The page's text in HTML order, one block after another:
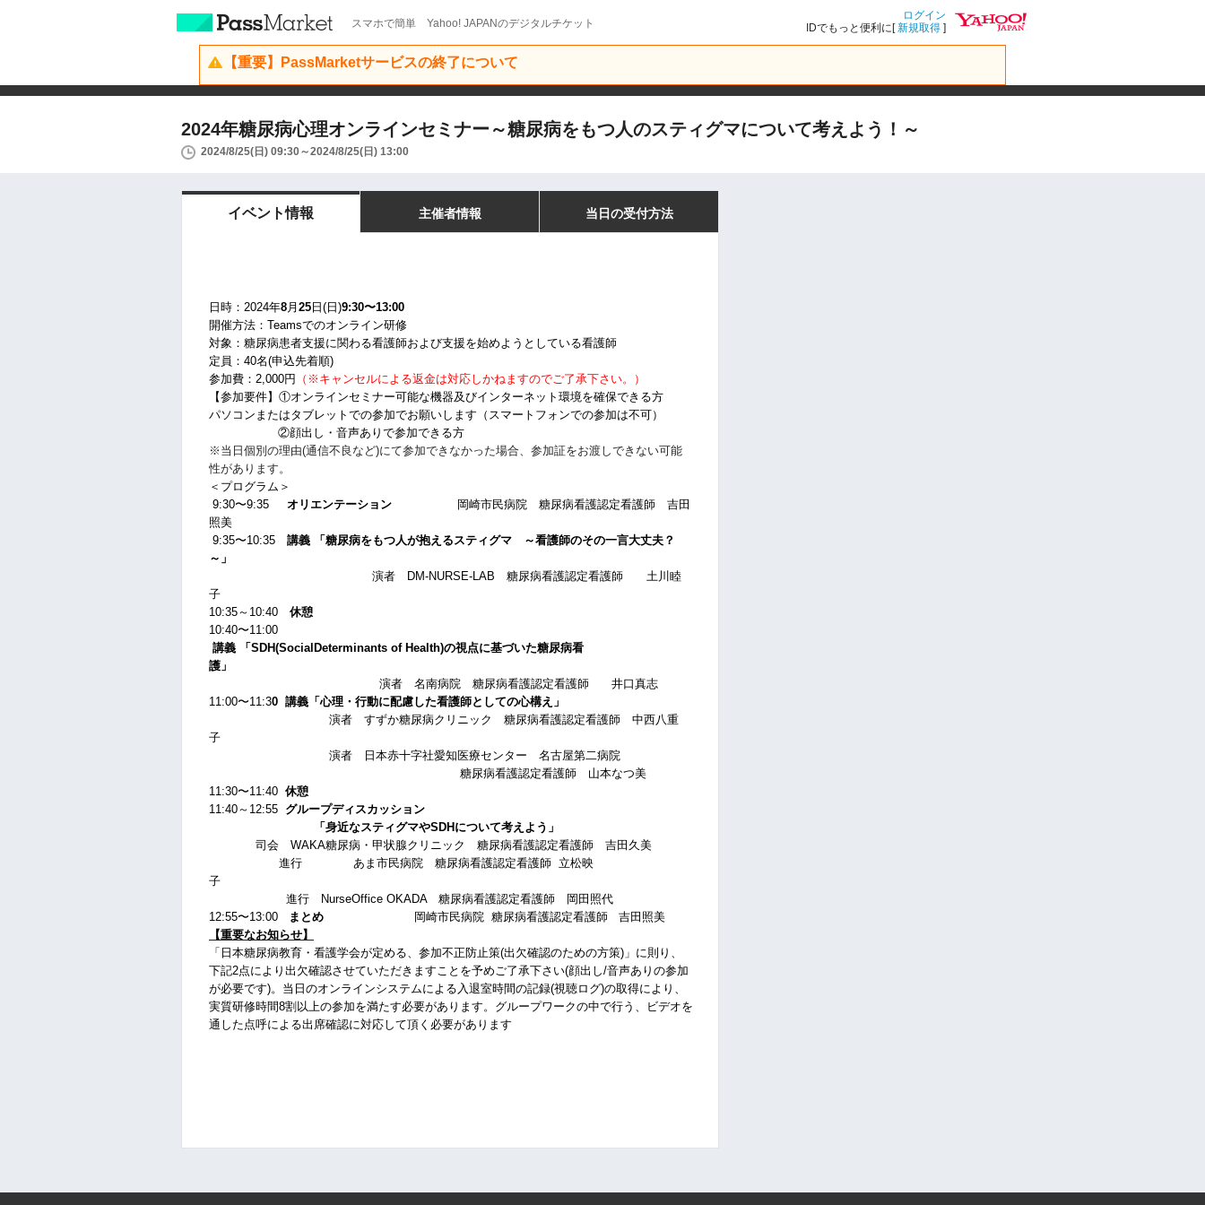
スマホで簡単 Yahoo! JAPANのデジタルチケット
ログイン
IDでもっと便利に[新規取得 ]
【重要】PassMarketサービスの終了について
2024年糖尿病心理オンラインセミナー～糖尿病をもつ人のスティグマについて考えよう！～
2024/8/25(日) 09:30～2024/8/25(日) 13:00
イベント情報 主催者情報 当日の受付方法
日時：2024年8 月 25 日(日)9:30〜13:00
開催方法：Teamsでのオンライン研修
対象：糖尿病患者支援に関わる看護師および支援を始めようとしている看護師
定員：40名(申込先着順)
参加費：2,000円
（※キャンセルによる返金は対応しかねますのでご了承下さい。）
【参加要件】①オンラインセミナー可能な機器及びインターネット環境を確保できる方
パソコンまたはタブレットでの参加でお願いします（スマートフォンでの参加は不可）
②顔出し・音声ありで参加できる方
※当日個別の理由(通信不良など)にて参加できなかった場合、参加証をお渡しできない可能
性があります。
＜プログラム＞
9:30〜9:35 オリエンテーション 岡崎市民病院 糖尿病看護認定看護師 吉田
照美
9:35〜10:35 講義 「糖尿病をもつ人が抱えるスティグマ ～看護師のその一言大丈夫？
～」
演者 DM-NURSE-LAB 糖尿病看護認定看護師 土川睦
子
10:35～10:40 休憩
10:40〜11:00
講義 「SDH(SocialDeterminants of Health)の視点に基づいた糖尿病看
護」
演者 名南病院 糖尿病看護認定看護師 井口真志
11:00〜11:30 講義「心理・行動に配慮した看護師としての心構え」
演者 すずか糖尿病クリニック 糖尿病看護認定看護師 中西八重
子
演者 日本赤十字社愛知医療センター 名古屋第二病院
糖尿病看護認定看護師 山本なつ美
11:30〜11:40 休憩
11:40～12:55 グループディスカッション
「身近なスティグマやSDHについて考えよう」
司会 WAKA糖尿病・甲状腺クリニック 糖尿病看護認定看護師 吉田久美
進行 あま市民病院 糖尿病看護認定看護師 立松映
子
進行 NurseOffice OKADA 糖尿病看護認定看護師 岡田照代
12:55〜13:00 まとめ
岡崎市民病院 糖尿病看護認定看護師 吉田照美
【重要なお知らせ】
「日本糖尿病教育・看護学会が定める、参加不正防止策(出欠確認のための方策)」に則り、
下記2点により出欠確認させていただきますことを予めご了承下さい(顔出し/音声ありの参加
が必要です)。当日のオンラインシステムによる入退室時間の記録(視聴ログ)の取得により、
実質研修時間8割以上の参加を満たす必要があります。グループワークの中で行う、ビデオを
通した点呼による出席確認に対応して頂く必要があります